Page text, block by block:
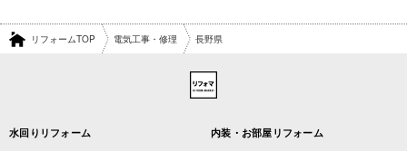
リフォームTOP 電気工事・修理 長野県
水回りリフォーム 内装・お部屋リフォーム